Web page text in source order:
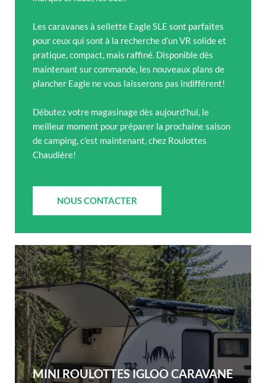
Les caravanes à sellette Eagle SLE sont parfaites
pour ceux qui sont à la recherche d’un VR solide et
pratique, compact, mais raffiné. Disponible dès
maintenant sur commande, les nouveaux plans de
plancher Eagle ne vous laisserons pas indifférent!
Débutez votre magasinage dès aujourd’hui, le
meilleur moment pour préparer la prochaine saison
de camping, c’est maintenant, chez Roulottes
Chaudière!
NOUS CONTACTER
MINI ROULOTTES IGLOO CARAVANE